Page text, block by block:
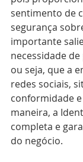
sentimento de
segurança
importante
necessidade
ou seja, que a
redes sociais,
conformidade
maneira, a
completa e
do negócio.